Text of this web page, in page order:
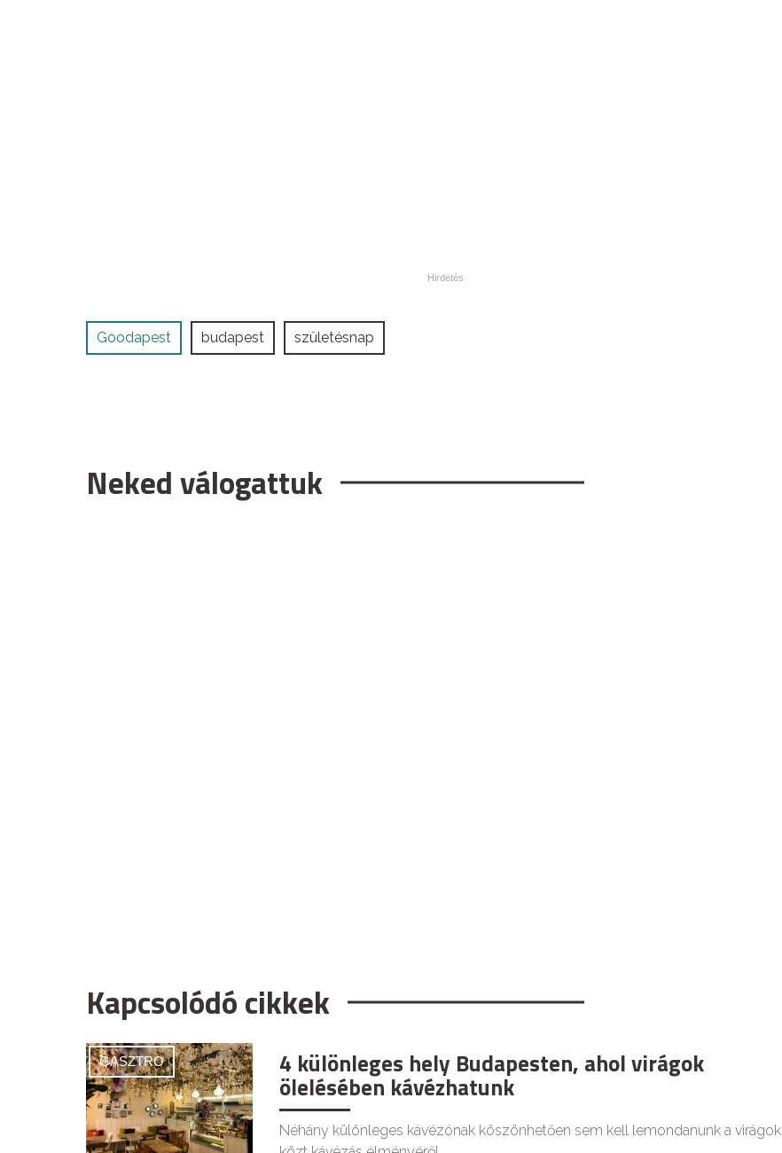
Goodapest budapest születésnap
Neked válogattuk
Kapcsolódó cikkek
GASZTRO 4 különleges hely Budapesten, ahol virágok
ölelésében kávézhatunk
Néhány különleges kávézónak köszönhetően sem kell lemondanunk a virágok